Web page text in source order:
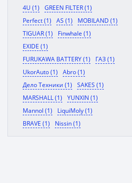
4U (1)
GREEN FILTER (1)
Perfect (1)
AS (1)
MOBILAND (1)
TIGUAR (1)
Finwhale (1)
EXIDE (1)
FURUKAWA BATTERY (1)
ГАЗ (1)
UkorAuto (1)
Abro (1)
Дело Техники (1)
SAKES (1)
MARSHALL (1)
YUNXIN (1)
Mannol (1)
LiquiMoly (1)
BRAVE (1)
Nissin (1)